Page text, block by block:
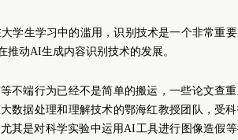
学生学习中的滥用，识别技术是一个非常重
动AI生成内容识别技术的发展。
不端行为已经不是简单的搬运，一些论文查
数据处理和理解技术的鄂海红教授团队，受
其是对科学实验中运用AI工具进行图像造假